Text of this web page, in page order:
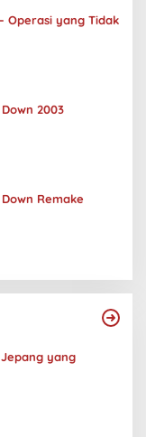
Operasi yang Tidak
2003
Remake
yang